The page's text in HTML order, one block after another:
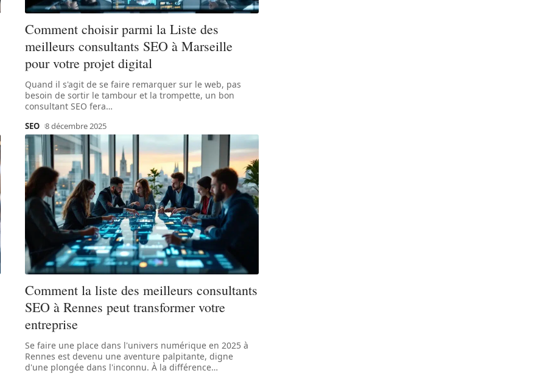
Comment choisir parmi la Liste des
meilleurs consultants SEO à Marseille
pour votre projet digital
Quand il s'agit de se faire remarquer sur le web, pas
besoin de sortir le tambour et la trompette, un bon
consultant SEO fera…
SEO 8 décembre 2025
Comment la liste des meilleurs consultants
SEO à Rennes peut transformer votre
entreprise
Se faire une place dans l'univers numérique en 2025 à
Rennes est devenu une aventure palpitante, digne
d'une plongée dans l'inconnu. À la différence…